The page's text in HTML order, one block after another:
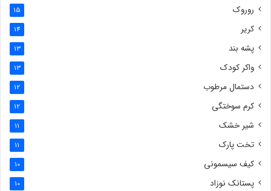
روروک 15
کریر 14
پشه بند 13
واکر کودک 13
دستمال مرطوب 12
کرم سوختگی 12
شیر خشک 11
تخت پارک 11
کیف سیسمونی 10
پستانک نوزاد 10